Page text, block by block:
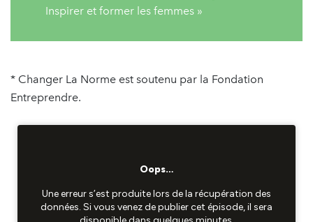
Inspirer et former les femmes »
* Changer La Norme est soutenu par la Fondation
Entreprendre.